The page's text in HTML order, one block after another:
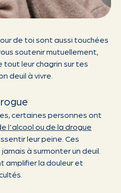
de toi sont aussi touchées
soutenir mutuellement,
tout leur chagrin sur tes
deuil à vivre.
certaines personnes ont
l'alcool ou de la drogue
leur peine. Ces
à surmonter un deuil.
amplifier la douleur et